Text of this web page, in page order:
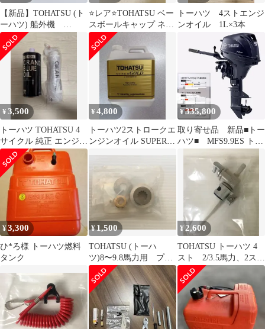
【新品】TOHATSU (ト
ーハツ) 船外機
MFS6C/D 用キャブレタ
ー ガスケット付
⭐️レア⭐️TOHATSU ベー
スボールキャップ ネイ
ビー
トーハツ 4ストエンジ
ンオイル 1L×3本
¥3,500
トーハツ TOHATSU 4
サイクル 純正 エンジン
オイル 1L ギアオイル
¥4,800
トーハツ2ストロークエ
ンジンオイル SUPER
¥335,800
取り寄せ品 新品■トー
ハツ■ MFS9.9ES トラ
ト パワーボート ゴ
ムボート アルミボー
ト FRPボート 補機
¥3,300
ひ*ろ様 トーハツ燃料
タンク
¥1,500
TOHATSU (トーハ
ツ)8〜9.8馬力用 プロ
ペラハードウェアキッ
ト 店頭在庫品
¥2,600
TOHATSU トーハツ 4
スト 2/3.5馬力、2ス
ト 4/5馬力用フューエ
ルコック